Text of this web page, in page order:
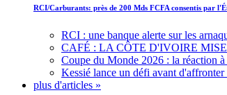
RCI/Carburants: près de 200 Mds FCFA consentis par
RCI : une banque alerte sur les
CAFÉ : LA CÔTE D'IVOIRE
Coupe du Monde 2026 : la réaction
Kessié lance un défi avant
plus d'articles »